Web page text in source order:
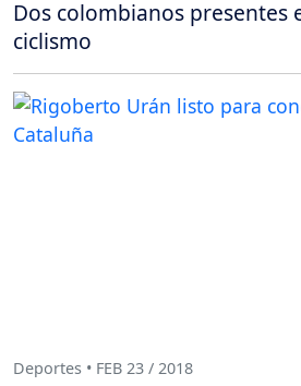
Dos colombianos presentes
ciclismo
Deportes • FEB 23 / 2018